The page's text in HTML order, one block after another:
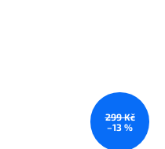
299 Kč
–13 %